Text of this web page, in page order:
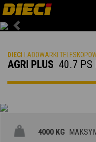
Previous
DIECI LADOWARKI
AGRI PLUS 40.7 PS
4000 KG